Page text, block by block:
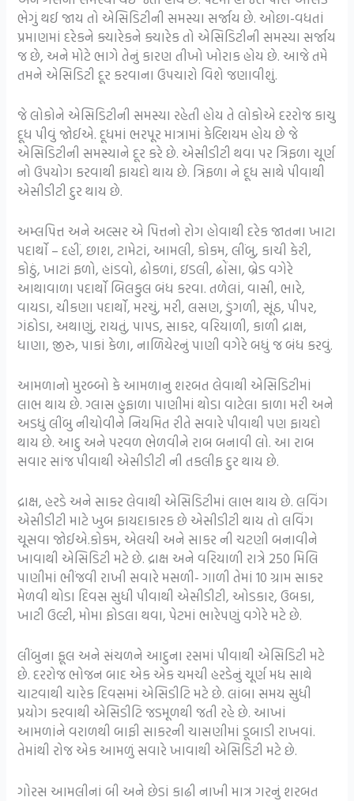
ભેગું થઈ જાય તો એસિડિટીની સમસ્યા સર્જાય છે. ઓછા-વધતાં
પ્રમાણમાં દરેકને ક્યારેકને ક્યારેક તો એસિડિટીની સમસ્યા સર્જાય
જ છે, અને મોટે ભાગે તેનું કારણ તીખો ખોરાક હોય છે. આજે તમે
તમને એસિડિટી દૂર કરવાના ઉપચારો વિશે જણાવીશું.
જે લોકોને એસિડિટીની સમસ્યા રહેતી હોય તે લોકોએ દરરોજ કાચુ
દૂધ પીવું જોઈએ. દૂધમાં ભરપૂર માત્રામાં કેલ્શિયમ હોય છે જે
એસિડિટીની સમસ્યાને દૂર કરે છે. એસીડીટી થવા પર ત્રિફળા ચૂર્ણ
નો ઉપયોગ કરવાથી ફાયદો થાય છે. ત્રિફળા ને દૂધ સાથે પીવાથી
એસીડીટી દુર થાય છે.
અમ્લપિત્ત અને અલ્સર એ પિત્તનો રોગ હોવાથી દરેક જાતના ખાટા
પદાર્થો – દહીં, છાશ, ટામેટાં, આમલી, કોકમ, લીંબુ, કાચી કેરી,
કોઠું, ખાટાં ફળો, હાંડવો, ઢોકળાં, ઇડલી, ઢોંસા, બ્રેડ વગેરે
આથાવાળા પદાર્થો બિલકુલ બંધ કરવા. તળેલાં, વાસી, ભારે,
વાયડા, ચીકણા પદાર્થો, મરચું, મરી, લસણ, ડુંગળી, સૂંઠ, પીપર,
ગંઠોડા, અથાણું, રાયતું, પાપડ, સાકર, વરિયાળી, કાળી દ્રાક્ષ,
ધાણા, જીરુ, પાકાં કેળા, નાળિયેરનું પાણી વગેરે બધું જ બંધ કરવું.
આમળાનો મુરબ્બો કે આમળાનુ શરબત લેવાથી એસિડિટીમાં
લાભ થાય છે. ગ્લાસ હુફાળા પાણીમાં થોડા વાટેલા કાળા મરી અને
અડધું લીંબુ નીચોવીને નિયમિત રીતે સવારે પીવાથી પણ ફાયદો
થાય છે. આદુ અને પરવળ ભેળવીને રાબ બનાવી લો. આ રાબ
સવાર સાંજ પીવાથી એસીડીટી ની તકલીફ દુર થાય છે.
દ્રાક્ષ, હરડે અને સાકર લેવાથી એસિડિટીમાં લાભ થાય છે. લવિંગ
એસીડીટી માટે ખુબ ફાયદાકારક છે એસીડીટી થાય તો લવિંગ
ચૂસવા જોઈએ.કોકમ, એલચી અને સાકર ની ચટણી બનાવીને
ખાવાથી એસિડિટી મટે છે. દ્રાક્ષ અને વરિયાળી રાત્રે 250 મિલિ
પાણીમાં ભીંજવી રાખી સવારે મસળી- ગાળી તેમાં 10 ગ્રામ સાકર
મેળવી થોડા દિવસ સુધી પીવાથી એસીડીટી, ઓડકાર, ઉબકા,
ખાટી ઉલ્ટી, મોમા ફોડલા થવા, પેટમાં ભારેપણું વગેરે મટે છે.
લીંબુના ફૂલ અને સંચળને આદુના રસમાં પીવાથી એસિડિટી મટે
છે. દરરોજ ભોજન બાદ એક એક ચમચી હરડેનું ચૂર્ણ મધ સાથે
ચાટવાથી ચારેક દિવસમાં એસિડીટિ મટે છે. લાંબા સમય સુધી
પ્રયોગ કરવાથી એસિડીટિ જડમૂળથી જતી રહે છે. આખાં
આમળાંને વરાળથી બાફી સાકરની ચાસણીમાં ડૂબાડી રાખવાં.
તેમાંથી રોજ એક આમળું સવારે ખાવાથી એસિડિટી મટે છે.
ગોરસ આમલીનાં બી અને છેડાં કાઢી નાખી માત્ર ગરનું શરબત